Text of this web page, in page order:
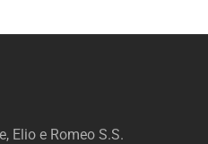
Elio e Romeo S.S.